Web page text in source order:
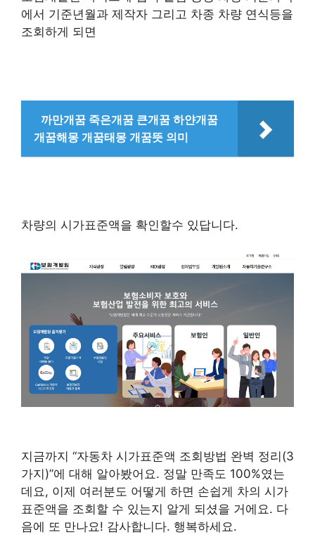
에서 기준년월과 제작자 그리고 차종 차량 연식등을
조회하게 되면
까만개꿈 죽은개꿈 큰개꿈 하얀개꿈
개꿈해몽 개꿈태몽 개꿈뜻 의미
차량의 시가표준액을 확인할수 있답니다.
지금까지 “자동차 시가표준액 조회방법 완벽 정리(3
가지)”에 대해 알아봤어요. 정말 만족도 100%였는
데요, 이제 여러분도 어떻게 하면 손쉽게 차의 시가
표준액을 조회할 수 있는지 알게 되셨을 거에요. 다
음에 또 만나요! 감사합니다. 행복하세요.